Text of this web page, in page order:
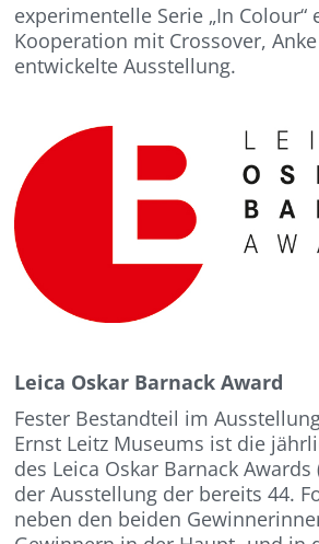
experimentelle Serie „In Colour“
Kooperation mit Crossover,
entwickelte Ausstellung.
Leica Oskar Barnack Award
Fester Bestandteil im
Ernst Leitz Museums ist die
des Leica Oskar Barnack Awards
der Ausstellung der bereits 44.
neben den beiden